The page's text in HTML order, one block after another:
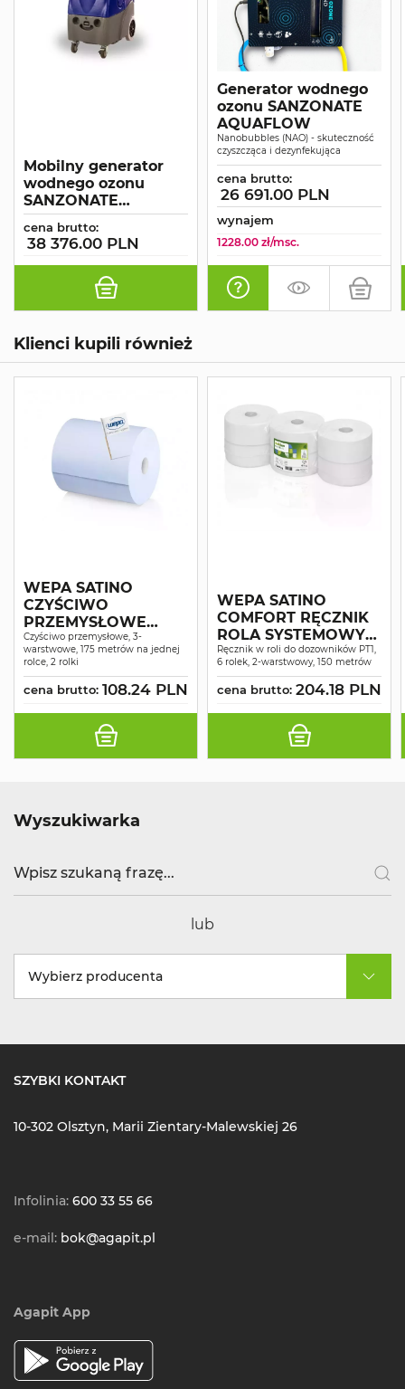
Mobilny generator
wodnego ozonu
SANZONATE
AQUAKART
cena brutto:
38 376.00 PLN
Generator wodnego
ozonu SANZONATE
AQUAFLOW
Nanobubbles (NAO) - skuteczność
czyszcząca i dezynfekująca
cena brutto:
26 691.00 PLN
wynajem
1228.00 zł/msc.
Klienci kupili również
WEPA SATINO
CZYŚCIWO
PRZEMYSŁOWE
COMFORT
NIEBIESKIE
RECYKLING 3W 175M
A2
Czyściwo przemysłowe, 3-
warstwowe, 175 metrów na jednej
rolce, 2 rolki
cena brutto: 108.24 PLN
WEPA SATINO
COMFORT RĘCZNIK
ROLA SYSTEMOWY
MAKULATURA
ŚNIEŻNOBIAŁY 2W
150MB A6
Ręcznik w roli do dozowników PT1,
6 rolek, 2-warstwowy, 150 metrów
cena brutto: 204.18 PLN
Wyszukiwarka
lub
Wybierz producenta
SZYBKI KONTAKT
10-302 Olsztyn, Marii Zientary-Malewskiej 26
Infolinia: 600 33 55 66
e-mail: bok@agapit.pl
Agapit App